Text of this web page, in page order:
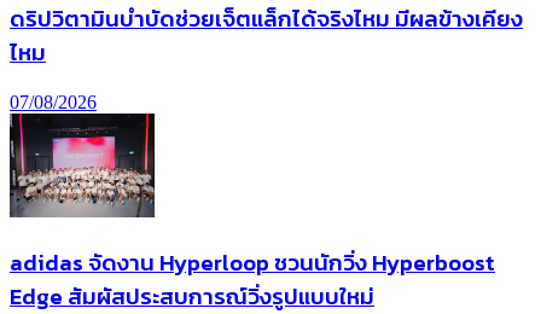
ดริปวิตามินบำบัดช่วยเจ็ตแล็กได้จริงไหม มีผลข้างเคียง
ไหม
07/08/2026
adidas จัดงาน Hyperloop ชวนนักวิ่ง Hyperboost
Edge สัมผัสประสบการณ์วิ่งรูปแบบใหม่